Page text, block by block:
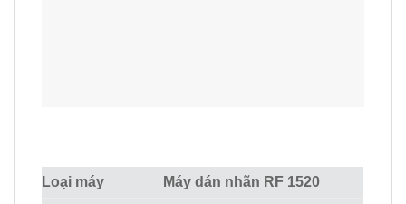
Loại máy Máy dán nhãn RF 1520